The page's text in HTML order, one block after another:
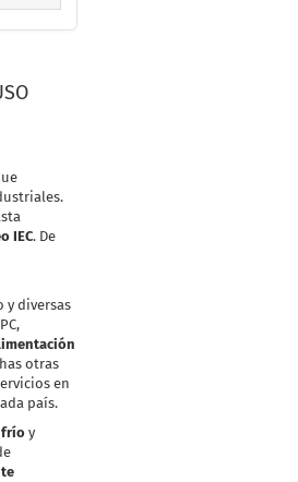
IEC. De
y diversas
otras
en
país.
fríoy